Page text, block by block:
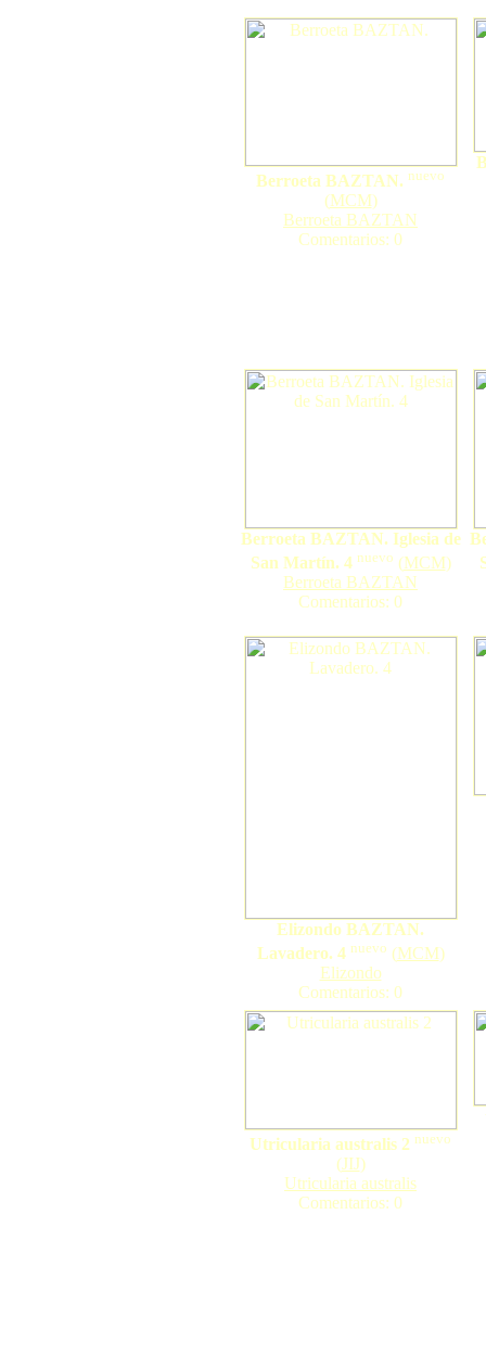
Berroeta BAZTAN. nuevo
(MCM)
Berroeta BAZTAN
Comentarios: 0
Berroeta BAZTAN. Iglesia de
San Martín. 4 nuevo (MCM)
Berroeta BAZTAN
Comentarios: 0
Elizondo BAZTAN.
Lavadero. 4 nuevo (MCM)
Elizondo
Comentarios: 0
Utricularia australis 2 nuevo
(JIJ)
Utricularia australis
Comentarios: 0